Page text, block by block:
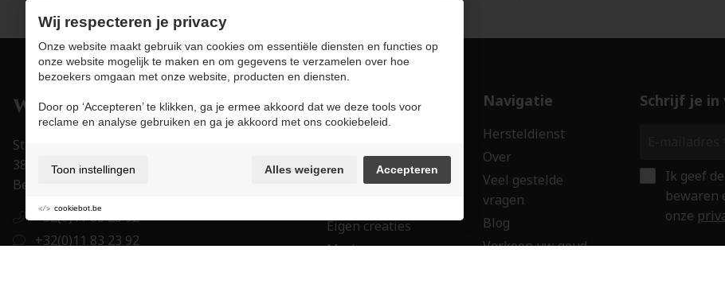
Stapelstraat 15-17
3800 Sint-Truiden
België
+32(0)11 83 23 92
+32(0)11 83 23 92
Producten
Uurwerken
Accessoires
Eigen creaties
Merken
Navigatie
Hersteldienst
Over
Veel gestelde
vragen
Blog
Verkoop uw goud
Schrijf je in
Ik geef
bewaren
onze
Wij respecteren je privacy
Onze website maakt gebruik van cookies om essentiële diensten en functies op
onze website mogelijk te maken en om gegevens te verzamelen over hoe
bezoekers omgaan met onze website, producten en diensten.
Door op ‘Accepteren’ te klikken, ga je ermee akkoord dat we deze tools voor
reclame en analyse gebruiken en ga je akkoord met ons cookiebeleid.
Toon instellingen Alles weigeren Accepteren
cookiebot.be